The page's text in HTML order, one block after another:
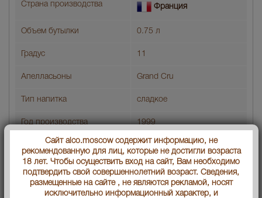
Страна производства Франция
Объем бутылки 0.75 л
Градус 11
Апелласьоны Grand Cru
Тип напитка сладкое
Год производства 1999
По цвету розовое
По содержанию сахара Doux
Артикул 13374
Сайт alco.moscow содержит информацию, не
рекомендованную для лиц, которые не достигли возраста
18 лет. Чтобы осуществить вход на сайт, Вам необходимо
подтвердить свой совершеннолетний возраст. Сведения,
размещенные на сайте , не являются рекламой, носят
исключительно информационный характер, и